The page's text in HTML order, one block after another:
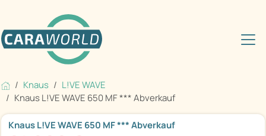
Knaus
L!VE WAVE
Knaus L!VE WAVE 650 MF *** Abverkauf
Knaus L!VE WAVE 650 MF *** Abverkauf